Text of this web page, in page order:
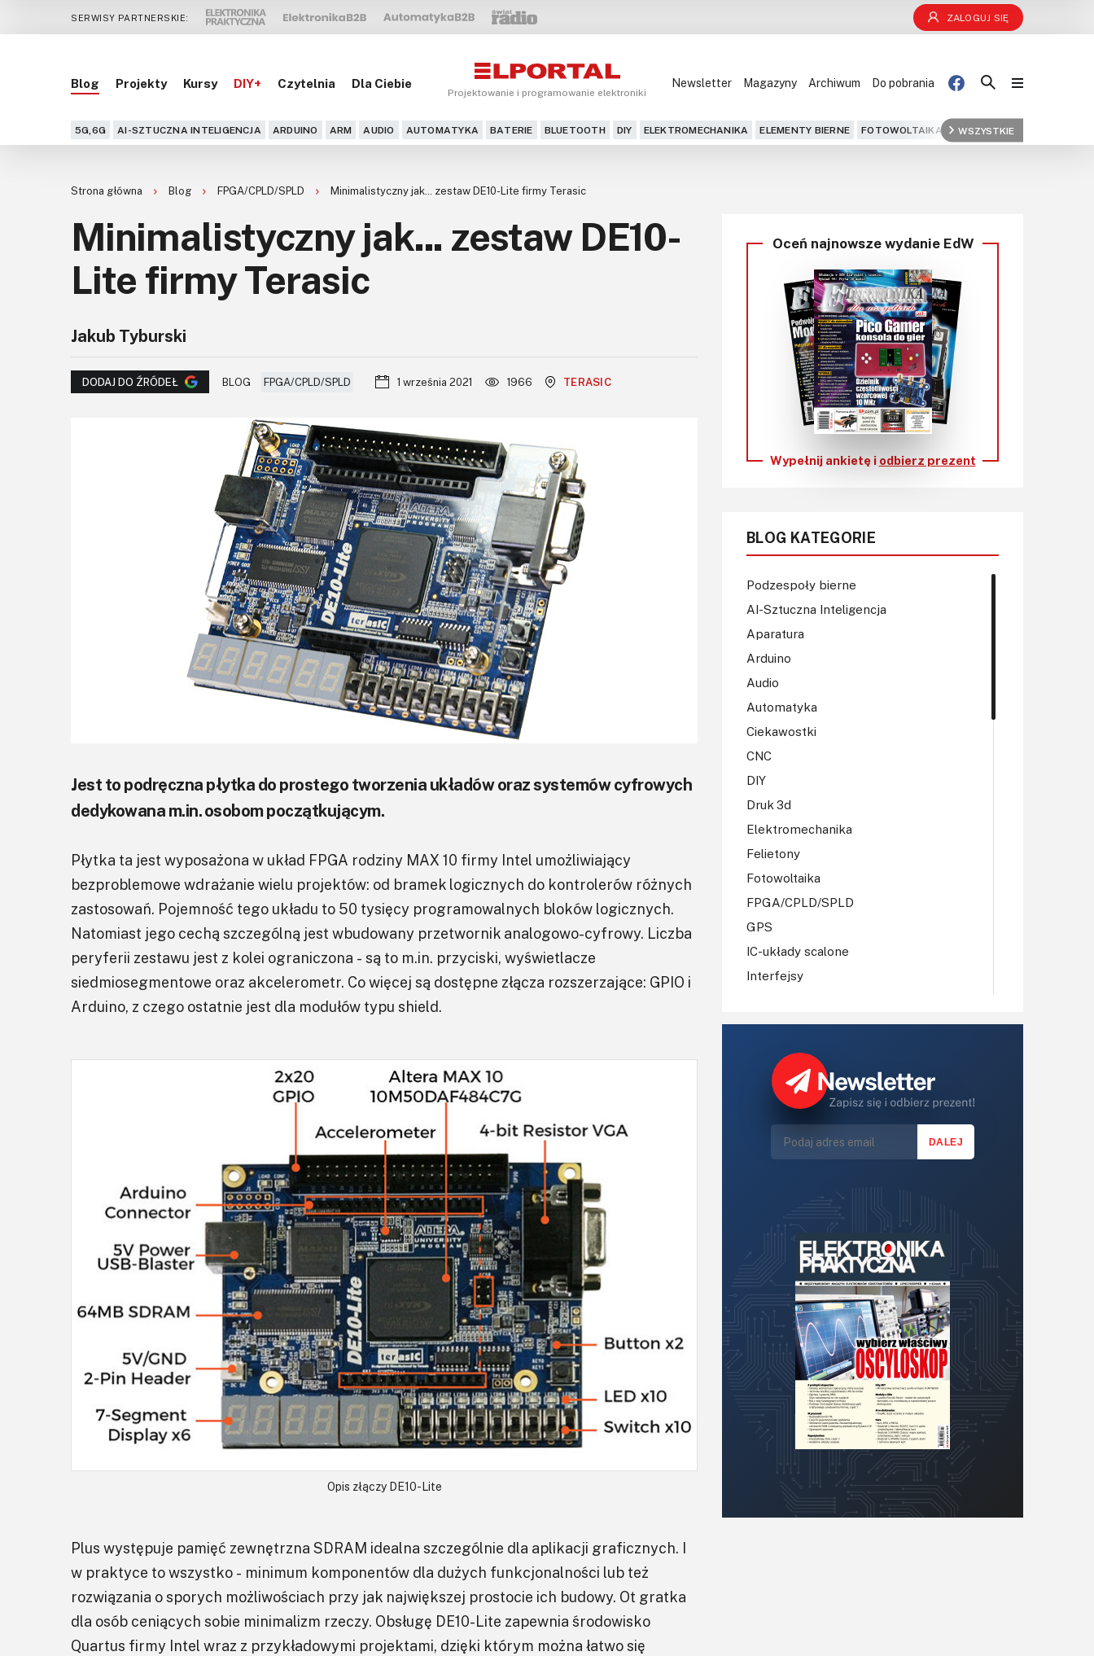
SERWISY PARTNERSKIE: ZALOGUJ SIĘ
Blog Projekty Kursy DIY+ Czytelnia Dla Ciebie
Projektowanie i programowanie elektroniki
Newsletter Magazyny Archiwum Do pobrania
5G,6G AI-SZTUCZNA INTELIGENCJA ARDUINO ARM AUDIO AUTOMATYKA BATERIE BLUETOOTH DIY ELEKTROMECHANIKA ELEMENTY BIERNE FOTOWOLTAIKA FPGA GPS
WSZYSTKIE
Blog
DIY+
Czytelnia
Dla Ciebie
KITy AVT
Kontakt
Do pobrania
Strona główna Blog FPGA/CPLD/SPLD Minimalistyczny jak... zestaw DE10-Lite firmy Terasic
Minimalistyczny jak... zestaw DE10-
Lite firmy Terasic
Jakub Tyburski
DODAJ DO ŹRÓDEŁ BLOG FPGA/CPLD/SPLD 1 września 2021 1966 TERASIC
Jest to podręczna płytka do prostego tworzenia układów oraz systemów cyfrowych
dedykowana m.in. osobom początkującym.
Płytka ta jest wyposażona w układ FPGA rodziny MAX 10 firmy Intel umożliwiający
bezproblemowe wdrażanie wielu projektów: od bramek logicznych do kontrolerów różnych
zastosowań. Pojemność tego układu to 50 tysięcy programowalnych bloków logicznych.
Natomiast jego cechą szczególną jest wbudowany przetwornik analogowo-cyfrowy. Liczba
peryferii zestawu jest z kolei ograniczona - są to m.in. przyciski, wyświetlacze
siedmiosegmentowe oraz akcelerometr. Co więcej są dostępne złącza rozszerzające: GPIO i
Arduino, z czego ostatnie jest dla modułów typu shield.
Opis złączy DE10-Lite
Plus występuje pamięć zewnętrzna SDRAM idealna szczególnie dla aplikacji graficznych. I
w praktyce to wszystko - minimum komponentów dla dużych funkcjonalności lub też
rozwiązania o sporych możliwościach przy jak największej prostocie ich budowy. Ot gratka
dla osób ceniących sobie minimalizm rzeczy. Obsługę DE10-Lite zapewnia środowisko
Quartus firmy Intel wraz z przykładowymi projektami, dzięki którym można łatwo się
Oceń najnowsze wydanie EdW
Wypełnij ankietę i odbierz prezent
BLOG KATEGORIE
Podzespoły bierne
AI-Sztuczna Inteligencja
Aparatura
Arduino
Audio
Automatyka
Ciekawostki
CNC
DIY
Druk 3d
Elektromechanika
Felietony
Fotowoltaika
FPGA/CPLD/SPLD
GPS
IC-układy scalone
Interfejsy
Koła Naukowe
Książki
Lasery
LED/LCD/OLED
Mechatronika
Narzędzia
Optoelektronika
PCB/Montaż
Podstawy elektroniki
Podzespoły bierne
Półprzewodniki
Pomiary i testy
Projektowanie
Raspberry Pi